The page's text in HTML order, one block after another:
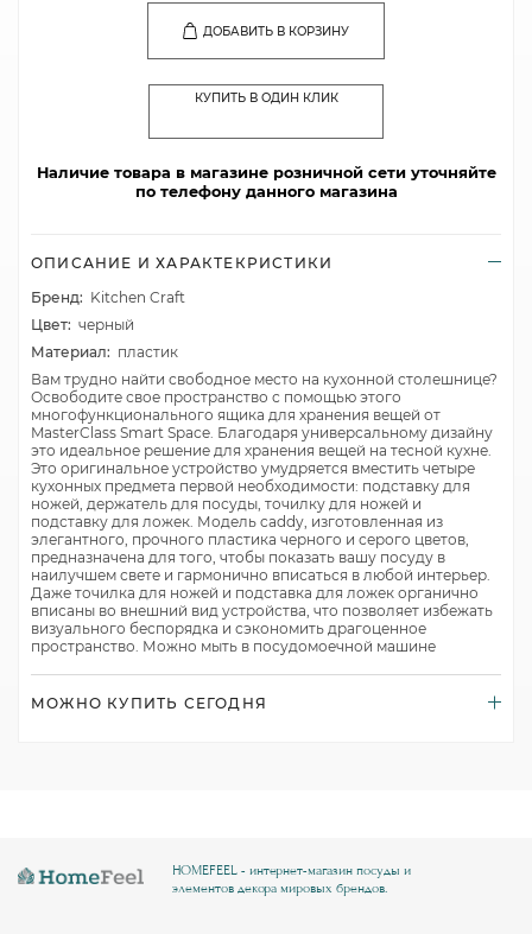
ДОБАВИТЬ В КОРЗИНУ
КУПИТЬ В ОДИН КЛИК
Наличие товара в магазине розничной сети уточняйте
по телефону данного магазина
ОПИСАНИЕ И ХАРАКТЕКРИСТИКИ
Бренд: Kitchen Craft
Цвет: черный
Материал: пластик
Вам трудно найти свободное место на кухонной столешнице?
Освободите свое пространство с помощью этого
многофункционального ящика для хранения вещей от
MasterClass Smart Space. Благодаря универсальному дизайну
это идеальное решение для хранения вещей на тесной кухне.
Это оригинальное устройство умудряется вместить четыре
кухонных предмета первой необходимости: подставку для
ножей, держатель для посуды, точилку для ножей и
подставку для ложек. Модель caddy, изготовленная из
элегантного, прочного пластика черного и серого цветов,
предназначена для того, чтобы показать вашу посуду в
наилучшем свете и гармонично вписаться в любой интерьер.
Даже точилка для ножей и подставка для ложек органично
вписаны во внешний вид устройства, что позволяет избежать
визуального беспорядка и сэкономить драгоценное
пространство. Можно мыть в посудомоечной машине
МОЖНО КУПИТЬ СЕГОДНЯ
HOMEFEEL - интернет-магазин посуды и
элементов декора мировых брендов.